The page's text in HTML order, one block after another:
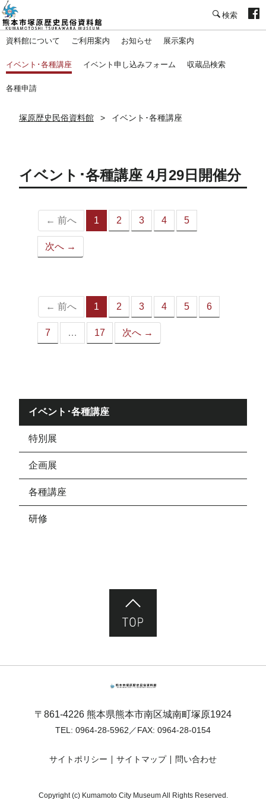
資料館について ご利用案内 お知らせ 展示案内
イベント･各種講座 イベント申し込みフォーム 収蔵品検索
各種申請
塚原歴史民俗資料館 イベント･各種講座
イベント･各種講座 4月29日開催分
← 前へ 1
（こ
2 3 4 5
次へ →
← 前へ 1
（こ
の
2 3 4 5 6
7 … 17 次へ →
イベント･各種講座
特別展
企画展
各種講座
研修
〒861-4226 熊本県熊本市南区城南町塚原1924
TEL: 0964-28-5962 ／FAX: 0964-28-0154
サイトポリシー サイトマップ 問い合わせ
Copyright (c) Kumamoto City Museum All Rights Reserved.